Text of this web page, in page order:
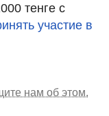
тенге с
участие в
нам об этом.